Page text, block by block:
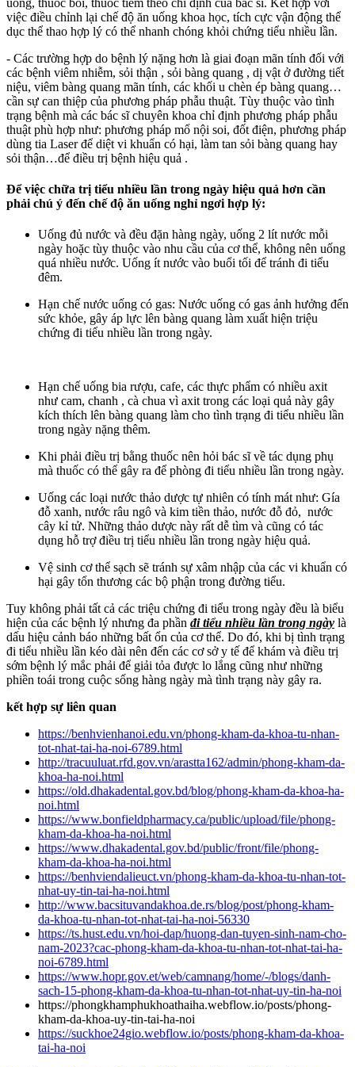
việc điều chỉnh lại chế độ ăn uống khoa học, tích cực vận động thể
dục thể thao hợp lý có thể nhanh chóng khỏi chứng tiểu nhiều lần.
- Các trường hợp do bệnh lý nặng hơn là giai đoạn mãn tính đối với
các bệnh viêm nhiễm, sỏi thận , sỏi bàng quang , dị vật ở đường tiết
niệu, viêm bàng quang mãn tính, các khối u chèn ép bàng quang…
cần sự can thiệp của phương pháp phẫu thuật. Tùy thuộc vào tình
trạng bệnh mà các bác sĩ chuyên khoa chỉ định phương pháp phẫu
thuật phù hợp như: phương pháp mổ nội soi, đốt điện, phương pháp
dùng tia Laser để diệt vi khuẩn có hại, làm tan sỏi bàng quang hay
sỏi thận…để điều trị bệnh hiệu quả .
Để việc chữa trị tiểu nhiều lần trong ngày hiệu quả hơn cần
phải chú ý đến chế độ ăn uống nghỉ ngơi hợp lý:
Uống đủ nước và đều đặn hàng ngày, uống 2 lít nước mỗi
ngày hoặc tùy thuộc vào nhu cầu của cơ thể, không nên uống
quá nhiều nước. Uống ít nước vào buổi tối để tránh đi tiểu
đêm.
Hạn chế nước uống có gas: Nước uống có gas ảnh hưởng đến
sức khỏe, gây áp lực lên bàng quang làm xuất hiện triệu
chứng đi tiểu nhiều lần trong ngày.
Hạn chế uống bia rượu, cafe, các thực phẩm có nhiều axit
như cam, chanh , cà chua vì axit trong các loại quả này gây
kích thích lên bàng quang làm cho tình trạng đi tiểu nhiều lần
trong ngày nặng thêm.
Khi phải điều trị bằng thuốc nên hỏi bác sĩ về tác dụng phụ
mà thuốc có thể gây ra để phòng đi tiểu nhiều lần trong ngày.
Uống các loại nước thảo dược tự nhiên có tính mát như: Gía
đỗ xanh, nước râu ngô và kim tiền thảo, nước đỗ đỏ, nước
cây kỉ tử. Những thảo dược này rất dễ tìm và cũng có tác
dụng hỗ trợ điều trị tiểu nhiều lần trong ngày hiệu quả.
Vệ sinh cơ thể sạch sẽ tránh sự xâm nhập của các vi khuẩn có
hại gây tổn thương các bộ phận trong đường tiểu.
Tuy không phải tất cả các triệu chứng đi tiểu trong ngày đều là biểu
hiện của các bệnh lý nhưng đa phần đi tiểu nhiều lần trong ngày là
dấu hiệu cảnh báo những bất ổn của cơ thể. Do đó, khi bị tình trạng
đi tiểu nhiều lần kéo dài nên đến các cơ sở y tế để khám và điều trị
sớm bệnh lý mắc phải để giải tỏa được lo lắng cũng như những
phiền toái trong cuộc sống hàng ngày mà tình trạng này gây ra.
kết hợp sự liên quan
https://benhvienhanoi.edu.vn/phong-kham-da-khoa-tu-nhan-
tot-nhat-tai-ha-noi-6789.html
http://tracuuluat.rfd.gov.vn/arastta162/admin/phong-kham-da-
khoa-ha-noi.html
https://old.dhakadental.gov.bd/blog/phong-kham-da-khoa-ha-
noi.html
https://www.bonfieldpharmacy.ca/public/upload/file/phong-
kham-da-khoa-ha-noi.html
https://www.dhakadental.gov.bd/public/front/file/phong-
kham-da-khoa-ha-noi.html
https://benhviendalieuct.vn/phong-kham-da-khoa-tu-nhan-tot-
nhat-uy-tin-tai-ha-noi.html
http://www.bacsituvandakhoa.de.rs/blog/post/phong-kham-
da-khoa-tu-nhan-tot-nhat-tai-ha-noi-56330
https://ts.hust.edu.vn/hoi-dap/huong-dan-tuyen-sinh-nam-cho-
nam-2023?cac-phong-kham-da-khoa-tu-nhan-tot-nhat-tai-ha-
noi-6789.html
https://www.hopr.gov.et/web/camnang/home/-/blogs/danh-
sach-15-phong-kham-da-khoa-tu-nhan-tot-nhat-uy-tin-ha-noi
https://phongkhamphukhoathaiha.webflow.io/posts/phong-
kham-da-khoa-uy-tin-tai-ha-noi
https://suckhoe24gio.webflow.io/posts/phong-kham-da-khoa-
tai-ha-noi